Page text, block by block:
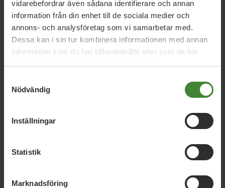
vidarebefordrar även sådana identifierare och annan
information från din enhet till de sociala medier och
annons- och analysföretag som vi samarbetar med.
Dessa kan i sin tur kombinera informationen med annan
information som du har tillhandahållit eller som de har
Nödvändig
Inställningar
Statistik
Marknadsföring
Kalmar län, 10 april 2026
Miljöpartiet ställer upp i nästan alla (9 av
12) kommuner i Kalmar län!
Kalmar län, 11 januari 2026
Kalmar är nu beslutade!